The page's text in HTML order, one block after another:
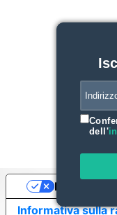
dell'
Informativa sulla
Le tue